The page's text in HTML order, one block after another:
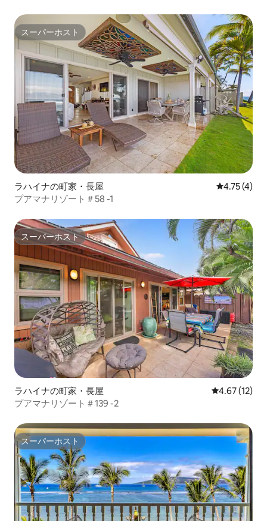
スーパーホスト
スーパーホスト
ラハイナの町家・長屋 レビュー4
4.75 (4)
プアマナリゾート＃58 -1
スーパーホスト
スーパーホスト
ラハイナの町家・長屋 レビュー12
4.67 (12)
プアマナリゾート＃139 -2
スーパーホスト
スーパーホスト